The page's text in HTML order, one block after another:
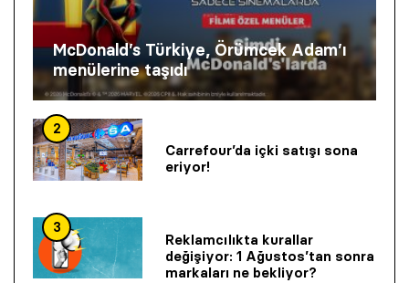
McDonald’s Türkiye, Örümcek Adam’ı
menülerine taşıdı
2
Carrefour’da içki satışı sona
eriyor!
3
Reklamcılıkta kurallar
değişiyor: 1 Ağustos’tan sonra
markaları ne bekliyor?